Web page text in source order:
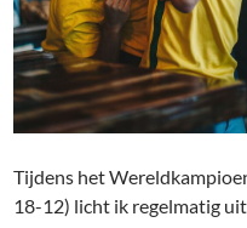
Tijdens het
18-12) licht ik regelmatig